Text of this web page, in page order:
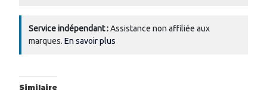
Service indépendant :Assistance non affiliée aux
marques. En savoir plus
Similaire